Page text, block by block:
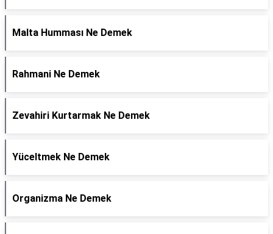
Malta Humması Ne Demek
Rahmani Ne Demek
Zevahiri Kurtarmak Ne Demek
Yüceltmek Ne Demek
Organizma Ne Demek